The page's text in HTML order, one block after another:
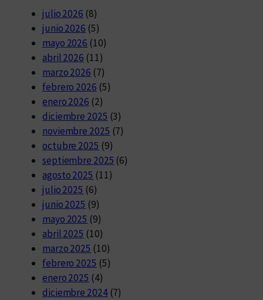
julio 2026 (8)
junio 2026 (5)
mayo 2026 (10)
abril 2026 (11)
marzo 2026 (7)
febrero 2026 (5)
enero 2026 (2)
diciembre 2025 (3)
noviembre 2025 (7)
octubre 2025 (9)
septiembre 2025 (6)
agosto 2025 (11)
julio 2025 (6)
junio 2025 (9)
mayo 2025 (9)
abril 2025 (10)
marzo 2025 (10)
febrero 2025 (5)
enero 2025 (4)
diciembre 2024(7)